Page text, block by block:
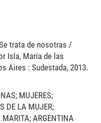
trata de nosotras /
Isla, María de las
Aires : Sudestada, 2013.
MUJERES;
DE LA MUJER;
MARITA; ARGENTINA